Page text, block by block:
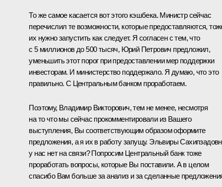
То же самое касается вот этого кэшбека. Министр сейчас
перечислил те возможности, которые предоставляются,
их нужно запустить как следует. Я согласен с тем, что
с 5 миллионов до 500 тысяч, Юрий Петрович предложил,
уменьшить этот порог при предоставлении мер поддержки
инвесторам. И министерство поддержало. Я думаю, что это
правильно. С Центральным банком проработаем.
Поэтому, Владимир Викторович, тем не менее, несмотря
на то что мы сейчас прокомментировали из Вашего
выступления, Вы соответствующим образом оформите
предложения, а я их в работу запущу. Эльвиры
у нас нет на связи? Попросим Центральный банк тоже
проработать вопросы, которые Вы поставили. А в целом
спасибо Вам больше за анализ и за сделанные